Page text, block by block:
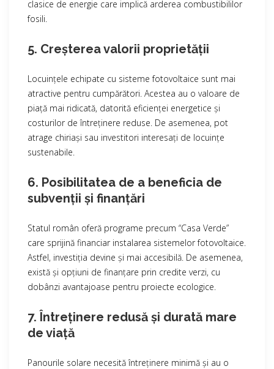
clasice de energie care implică arderea combustibililor
fosili.
5. Creșterea valorii proprietății
Locuințele echipate cu sisteme fotovoltaice sunt mai
atractive pentru cumpărători. Acestea au o valoare de
piață mai ridicată, datorită eficienței energetice și
costurilor de întreținere reduse. De asemenea, pot
atrage chiriași sau investitori interesați de locuințe
sustenabile.
6. Posibilitatea de a beneficia de
subvenții și finanțări
Statul român oferă programe precum “Casa Verde”
care sprijină financiar instalarea sistemelor fotovoltaice.
Astfel, investiția devine și mai accesibilă. De asemenea,
există și opțiuni de finanțare prin credite verzi, cu
dobânzi avantajoase pentru proiecte ecologice.
7. Întreținere redusă și durată mare
de viață
Panourile solare necesită întreținere minimă și au o